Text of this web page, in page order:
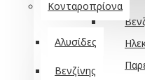
Κονταροπρίονα
Αλυσίδες
Βενζίνης